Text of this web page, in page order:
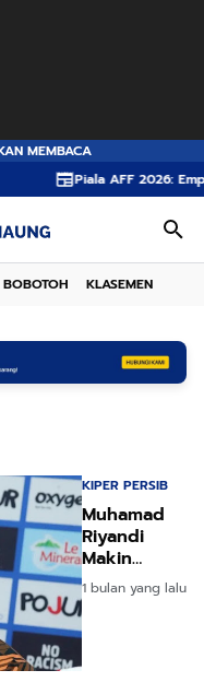
MEMBACA
Piala AFF 2026: Empat
BOBOTOH KLASEMEN
KIPER PERSIB
Muhamad
Riyandi
Makin
Dekat ke
Persib? Ini
1 bulan yang lalu